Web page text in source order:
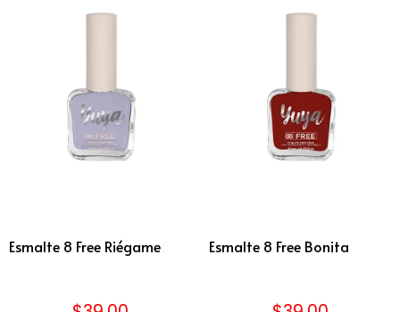
Esmalte 8 Free Riégame Esmalte 8 Free Bonita